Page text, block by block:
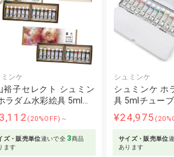
ンケ
裕子セレクト シュミン
ラダム水彩絵具 5ml…
(20%OFF)～
ズ・販売単位違いで全 3商品
ます
シュミンケ
シュミンケ ホ
具 5mlチュー
¥24,975
サイズ・販売単位
あります